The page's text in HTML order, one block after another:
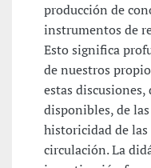
producción de
instrumentos de
Esto significa
de nuestros
estas
disponibles, de
historicidad de
circulación. La